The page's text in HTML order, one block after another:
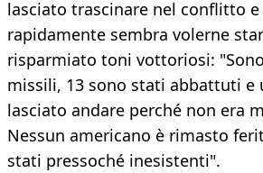
lasciato trascinare nel conflitto
rapidamente sembra volerne
risparmiato toni vottoriosi:
missili, 13 sono stati abbattuti e
lasciato andare perché non era
Nessun americano è rimasto
stati pressoché inesistenti".